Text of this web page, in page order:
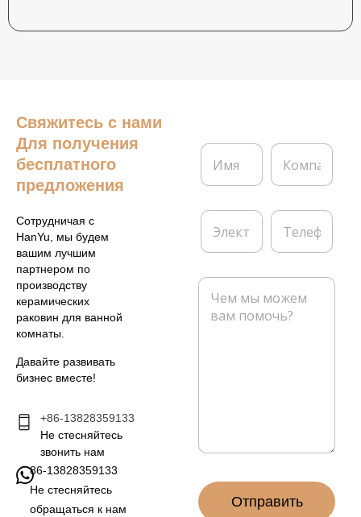
Свяжитесь с нами
Для получения
бесплатного
предложения
Сотрудничая с
HanYu, мы будем
вашим лучшим
партнером по
производству
керамических
раковин для ванной
комнаты.
Давайте развивать
бизнес вместе!
+86-13828359133
Не стесняйтесь
звонить нам
86-13828359133
Не стесняйтесь
обращаться к нам
И
я
К
м
а
я
Э
е
т
а
Т
л
ф
о
н
С
Отправить